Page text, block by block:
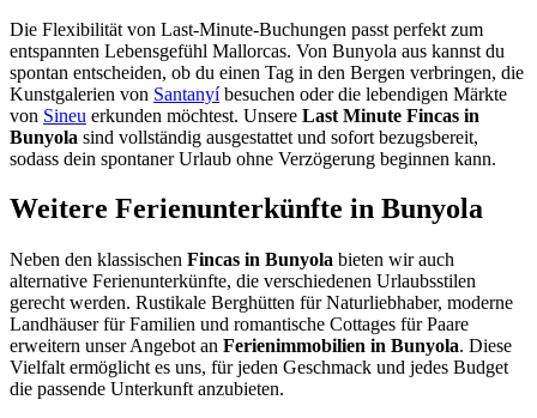
Die Flexibilität von Last-Minute-Buchungen passt perfekt zum
entspannten Lebensgefühl Mallorcas. Von Bunyola aus kannst du
spontan entscheiden, ob du einen Tag in den Bergen verbringen, die
Kunstgalerien von Santanyíbesuchen oder die lebendigen Märkte
von Sineu erkunden möchtest. Unsere Last Minute Fincas in
Bunyola sind vollständig ausgestattet und sofort bezugsbereit,
sodass dein spontaner Urlaub ohne Verzögerung beginnen kann.
Weitere Ferienunterkünfte in Bunyola
Neben den klassischen Fincas in Bunyola bieten wir auch
alternative Ferienunterkünfte, die verschiedenen Urlaubsstilen
gerecht werden. Rustikale Berghütten für Naturliebhaber, moderne
Landhäuser für Familien und romantische Cottages für Paare
erweitern unser Angebot an Ferienimmobilien in Bunyola. Diese
Vielfalt ermöglicht es uns, für jeden Geschmack und jedes Budget
die passende Unterkunft anzubieten.